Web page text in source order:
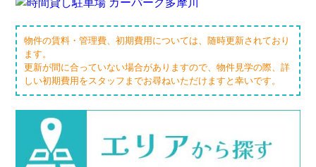
物件の賃料・管理費、初期費用については、随時更新されており
ます。
更新が間に合っていない場合がありますので、物件見学の際、詳
しい初期費用をスタッフまでお尋ねいただけますと幸いです。